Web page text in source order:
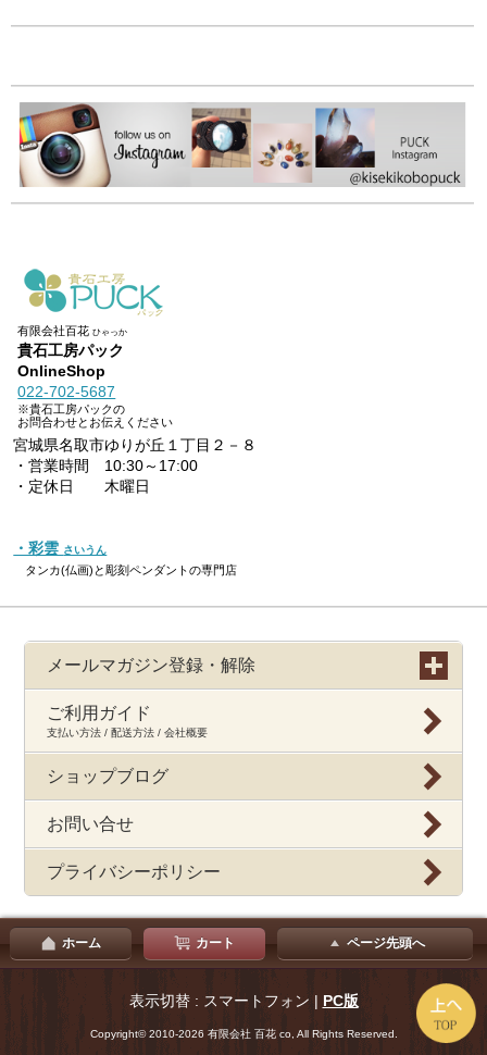
有限会社百花ひゃっか
貴石工房パック
OnlineShop
022-702-5687
※貴石工房パックの
お問合わせとお伝えください
宮城県名取市ゆりが丘１丁目２－８
・営業時間 10:30～17:00
・定休日 木曜日
・彩雲 さいうん
タンカ(仏画)と彫刻ペンダントの専門店
メールマガジン登録・解除
ご利用ガイド
支払い方法 / 配送方法 / 会社概要
ショップブログ
お問い合せ
プライバシーポリシー
ホーム カート ページ先頭へ
表示切替 : スマートフォン | PC版
Copyright© 2010-2026 有限会社 百花 co, All Rights Reserved.